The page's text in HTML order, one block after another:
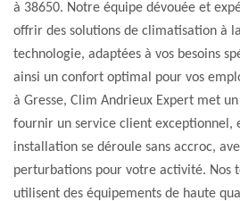
à 38650. Notre équipe dévouée et
offrir des solutions de climatisation à
technologie, adaptées à vos besoins
ainsi un confort optimal pour vos
à Gresse, Clim Andrieux Expert met
fournir un service client exceptionnel,
installation se déroule sans accroc,
perturbations pour votre activité. Nos
utilisent des équipements de haute